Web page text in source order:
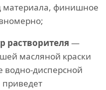
материала, финишное
растворителя —
масляной краски
водно-дисперсной
приведет